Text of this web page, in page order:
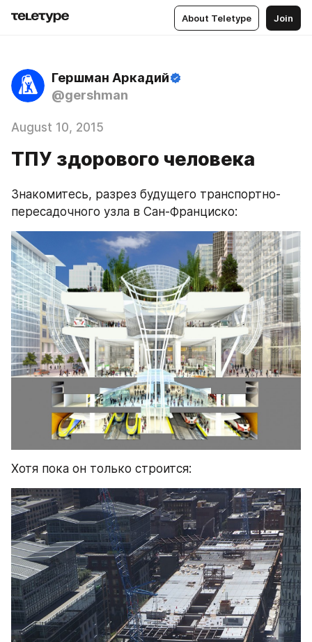
About Teletype Join
Гершман Аркадий
@gershman
August 10, 2015
ТПУ здорового человека
Знакомитесь, разрез будущего транспортно-
пересадочного узла в Сан-Франциско:
Хотя пока он только строится: